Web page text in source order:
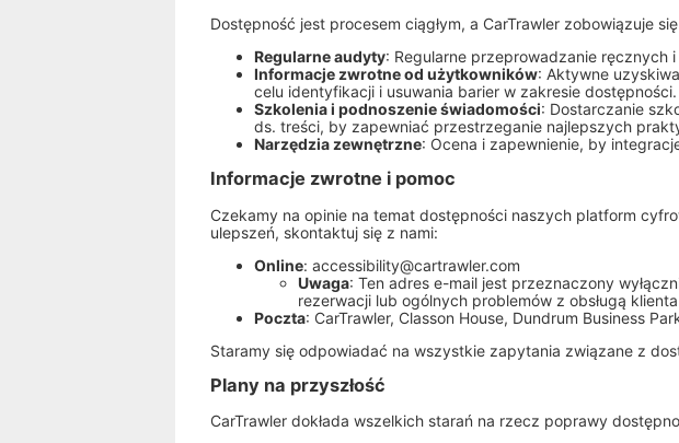
Dostępność jest procesem ciągłym, a CarTrawler zobowiązuje
Regularne audyty: Regularne przeprowadzanie
Informacje zwrotne od użytkowników: Aktywne
celu identyfikacji i usuwania barier w zakresie dostępności.
Szkolenia i podnoszenie świadomości: Dostarczanie
ds. treści, by zapewniać przestrzeganie najlepszych
Narzędzia zewnętrzne: Ocena i zapewnienie, by
Informacje zwrotne i pomoc
Czekamy na opinie na temat dostępności naszych platform
ulepszeń, skontaktuj się z nami:
Online: accessibility@cartrawler.com
Uwaga: Ten adres e-mail jest przeznaczony
rezerwacji lub ogólnych problemów z obsługą
Poczta: CarTrawler, Classon House, Dundrum Business
Staramy się odpowiadać na wszystkie zapytania związane z
Plany na przyszłość
CarTrawler dokłada wszelkich starań na rzecz poprawy